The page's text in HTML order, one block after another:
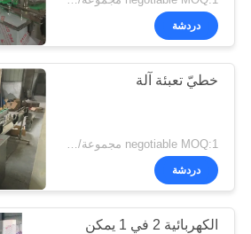
دردشة
خطيّ تعبئة آلة
negotiable MOQ:1 مجموعة/pcs
دردشة
الكهربائية 2 في 1 يمكن